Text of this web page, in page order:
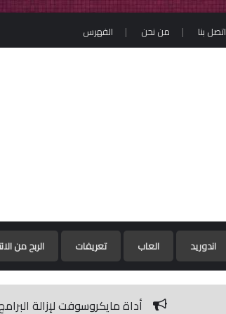
اتصل بنا من نحن الفهرس
اندوريد العاب تعريفات الربح من
أداة مايكروسوفت لإزالة البرامج الضارة / Microsoft Malicious Software Removal Tool 5.79